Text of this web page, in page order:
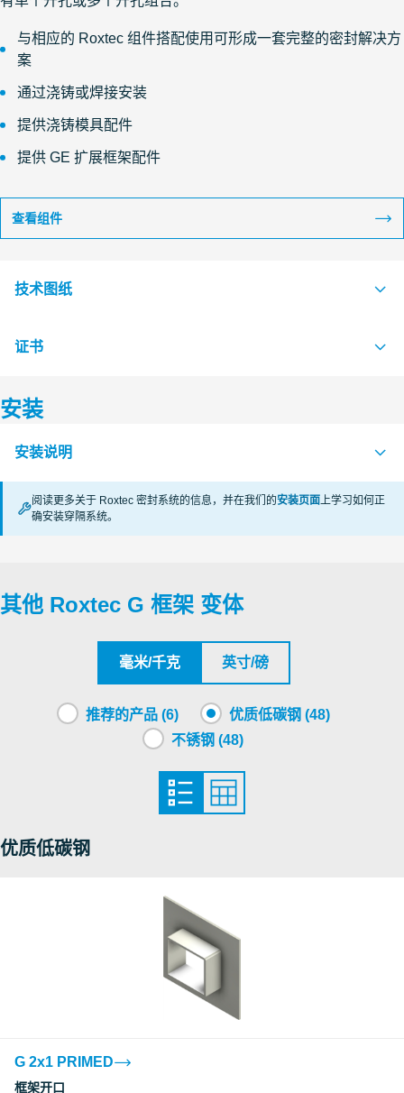
与相应的 Roxtec 组件搭配使用可形成一套完整的密封解决方
案
通过浇铸或焊接安装
提供浇铸模具配件
提供 GE 扩展框架配件
查看组件
技术图纸
S1005558 G FRAME +SINGLE AND +COMBINATION FRAME
证书
认证机构
RISE
CSA
Underwriters Laboratories Inc.
Roxtec International AB
Roxtec International AB
Factory Mutual Approval
CCS
安装
安装说明
APERTURE DIMENSIONS G SERIES (en)
阅读更多关于 Roxtec 密封系统的信息，并在我们的安装页面上学习如何正
确安装穿隔系统。
其他 Roxtec G 框架 变体
毫米/千克 英寸/磅
推荐的产品 (6)
优质低碳钢 (48)
不锈钢 (48)
优质低碳钢
G 2x1 PRIMED
框架开口